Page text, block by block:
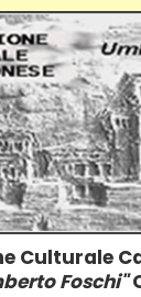
Culturale
Foschi"